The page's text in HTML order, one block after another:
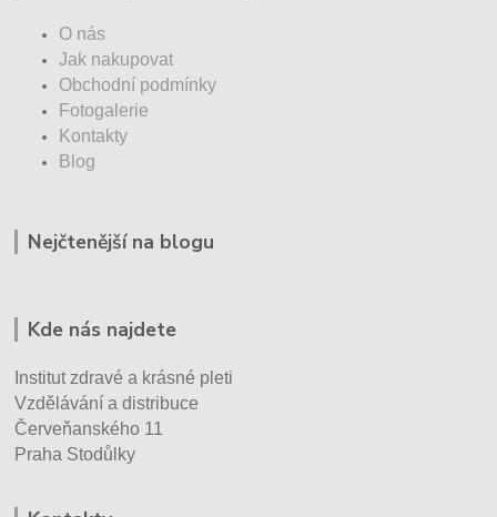
O nás
Jak nakupovat
Obchodní podmínky
Fotogalerie
Kontakty
Blog
Nejčtenější na blogu
Kde nás najdete
Institut zdravé a krásné pleti
Vzdělávání a distribuce
Červeňanského 11
Praha Stodůlky